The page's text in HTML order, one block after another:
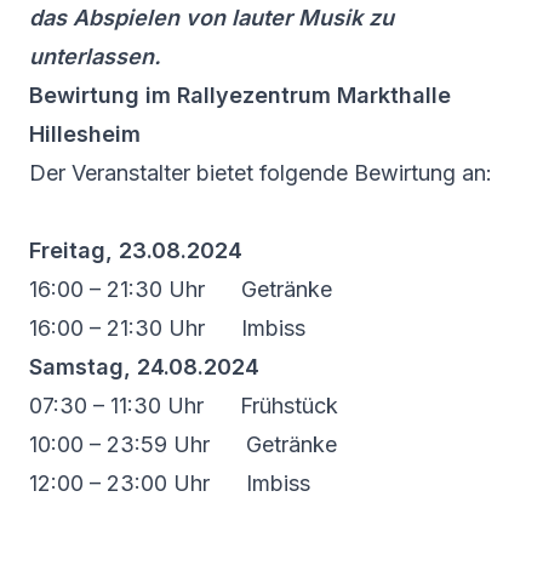
das Abspielen von lauter Musik zu
unterlassen.
Bewirtung im Rallyezentrum Markthalle
Hillesheim
Der Veranstalter bietet folgende Bewirtung an:
Freitag, 23.08.2024
16:00 – 21:30 Uhr Getränke
16:00 – 21:30 Uhr Imbiss
Samstag, 24.08.2024
07:30 – 11:30 Uhr Frühstück
10:00 – 23:59 Uhr Getränke
12:00 – 23:00 Uhr Imbiss